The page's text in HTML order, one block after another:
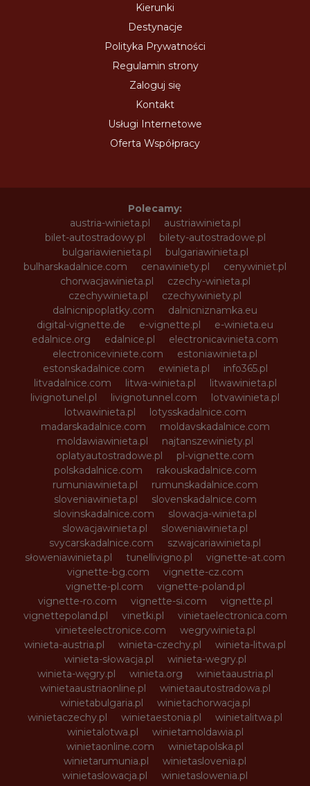
Kierunki
Destynacje
Polityka Prywatności
Regulamin strony
Zaloguj się
Kontakt
Usługi Internetowe
Oferta Współpracy
Polecamy:
austria-winieta.pl
austriawinieta.pl
bilet-autostradowy.pl
bilety-autostradowe.pl
bulgariawienieta.pl
bulgariawinieta.pl
bulharskadalnice.com
cenawiniety.pl
cenywiniet.pl
chorwacjawinieta.pl
czechy-winieta.pl
czechywinieta.pl
czechywiniety.pl
dalnicnipoplatky.com
dalnicniznamka.eu
digital-vignette.de
e-vignette.pl
e-winieta.eu
edalnice.org
edalnice.pl
electronicavinieta.com
electroniceviniete.com
estoniawinieta.pl
estonskadalnice.com
ewinieta.pl
info365.pl
litvadalnice.com
litwa-winieta.pl
litwawinieta.pl
livignotunel.pl
livignotunnel.com
lotvawinieta.pl
lotwawinieta.pl
lotysskadalnice.com
madarskadalnice.com
moldavskadalnice.com
moldawiawinieta.pl
najtanszewiniety.pl
oplatyautostradowe.pl
pl-vignette.com
polskadalnice.com
rakouskadalnice.com
rumuniawinieta.pl
rumunskadalnice.com
sloveniawinieta.pl
slovenskadalnice.com
slovinskadalnice.com
slowacja-winieta.pl
slowacjawinieta.pl
sloweniawinieta.pl
svycarskadalnice.com
szwajcariawinieta.pl
słoweniawinieta.pl
tunellivigno.pl
vignette-at.com
vignette-bg.com
vignette-cz.com
vignette-pl.com
vignette-poland.pl
vignette-ro.com
vignette-si.com
vignette.pl
vignettepoland.pl
vinetki.pl
vinietaelectronica.com
vinieteelectronice.com
wegrywinieta.pl
winieta-austria.pl
winieta-czechy.pl
winieta-litwa.pl
winieta-słowacja.pl
winieta-wegry.pl
winieta-węgry.pl
winieta.org
winietaaustria.pl
winietaaustriaonline.pl
winietaautostradowa.pl
winietabulgaria.pl
winietachorwacja.pl
winietaczechy.pl
winietaestonia.pl
winietalitwa.pl
winietalotwa.pl
winietamoldawia.pl
winietaonline.com
winietapolska.pl
winietarumunia.pl
winietaslovenia.pl
winietaslowacja.pl
winietaslowenia.pl